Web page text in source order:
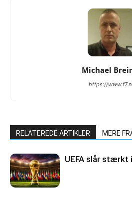
Michael
https://
RELATEREDE ARTIKLER MERE
UEFA slår stærkt